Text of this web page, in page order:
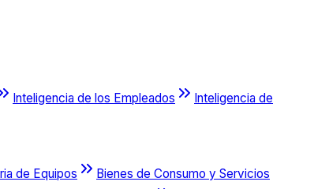
Inteligencia de los Empleados
Inteligencia de
de Equipos
Bienes de Consumo y Servicios